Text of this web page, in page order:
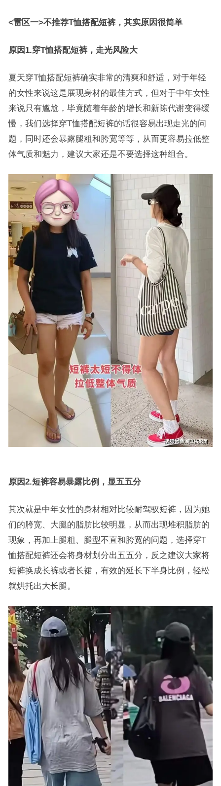
<雷区一>不推荐T恤搭配短裤，其实原因很简单
原因1.穿T恤搭配短裤，走光风险大
夏天穿T恤搭配短裤确实非常的清爽和舒适，对于年轻
的女性来说这是展现身材的最佳方式，但对于中年女性
来说只有尴尬，毕竟随着年龄的增长和新陈代谢变得缓
慢，我们选择穿T恤搭配短裤的话很容易出现走光的问
题，同时还会暴露腿粗和胯宽等等，从而更容易拉低整
体气质和魅力，建议大家还是不要选择这种组合。
原因2.短裤容易暴露比例，显五五分
其次就是中年女性的身材相对比较耐驾驭短裤，因为她
们的胯宽、大腿的脂肪比较明显，从而出现堆积脂肪的
现象，再加上腿粗、腿型不直和胯宽的问题，选择穿T
恤搭配短裤还会将身材划分出五五分，反之建议大家将
短裤换成长裤或者长裙，有效的延长下半身比例，轻松
就烘托出大长腿。